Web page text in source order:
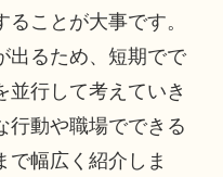
ことが大事です。
出るため、短期でで
並行して考えていき
行動や職場でできる
で幅広く紹介しま